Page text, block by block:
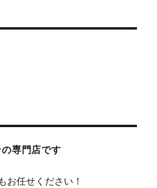
専門店です
お任せください！